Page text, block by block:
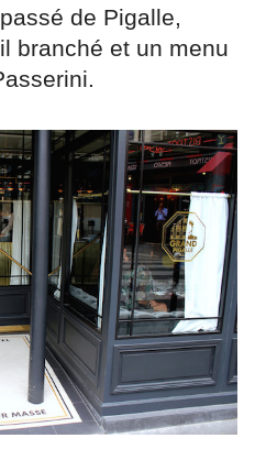
de Pigalle,
branché et un menu